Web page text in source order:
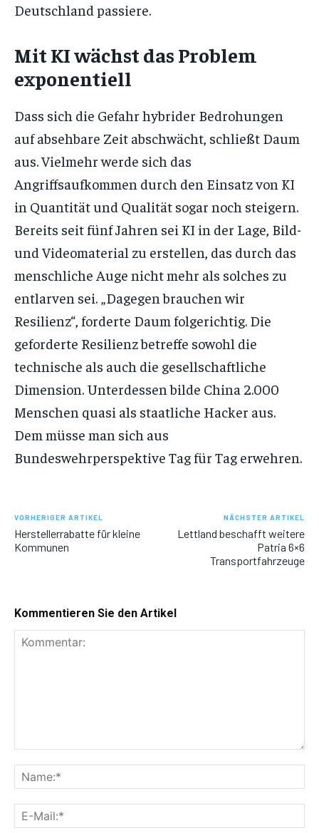
Deutschland passiere.
Mit KI wächst das Problem
exponentiell
Dass sich die Gefahr hybrider Bedrohungen
auf absehbare Zeit abschwächt, schließt Daum
aus. Vielmehr werde sich das
Angriffsaufkommen durch den Einsatz von KI
in Quantität und Qualität sogar noch steigern.
Bereits seit fünf Jahren sei KI in der Lage, Bild-
und Videomaterial zu erstellen, das durch das
menschliche Auge nicht mehr als solches zu
entlarven sei. „Dagegen brauchen wir
Resilienz“, forderte Daum folgerichtig. Die
geforderte Resilienz betreffe sowohl die
technische als auch die gesellschaftliche
Dimension. Unterdessen bilde China 2.000
Menschen quasi als staatliche Hacker aus.
Dem müsse man sich aus
Bundeswehrperspektive Tag für Tag erwehren.
VORHERIGER ARTIKEL
Herstellerrabatte für kleine
Kommunen
NÄCHSTER ARTIKEL
Lettland beschafft weitere
Patria 6×6
Transportfahrzeuge
Kommentieren Sie den Artikel